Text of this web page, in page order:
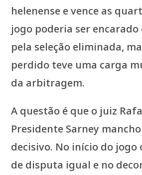
helenense e vence as
jogo poderia ser
pela seleção eliminada,
perdido teve uma carga
da arbitragem.
A questão é que o juiz
Presidente Sarney
decisivo. No início do jogo
de disputa igual e no